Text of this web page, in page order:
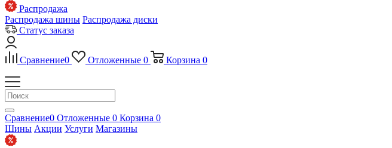
Распродажа
Распродажа шины Распродажа диски
Статус заказа
Сравнение0 Отложенные 0 Корзина 0
Сравнение0 Отложенные 0 Корзина 0
Шины Акции Услуги Магазины